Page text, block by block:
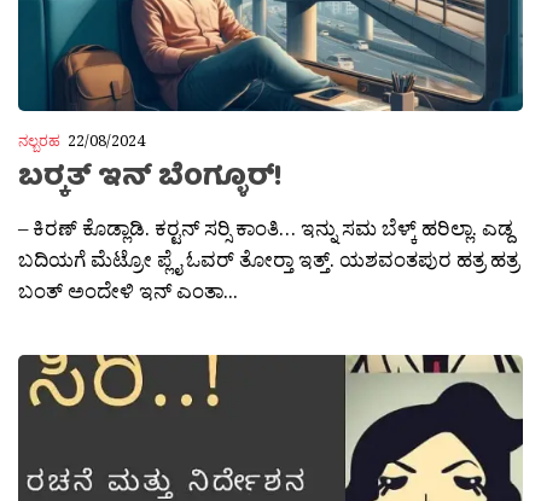
ನಲ್ಬರಹ 22/08/2024
ಬರ‍್ಕತ್ ಇನ್ ಬೆಂಗ್ಳೂರ್!
– ಕಿರಣ್ ಕೊಡ್ಲಾಡಿ. ಕರ‍್ಟನ್ ಸರ‍್ಸಿ ಕಾಂತಿ… ಇನ್ನು ಸಮ ಬೆಳ್ಕ್ ಹರಿಲ್ಲಾ. ಎಡ್ದ
ಬದಿಯಗೆ ಮೆಟ್ರೋ ಪ್ಲೈ ಓವರ್ ತೋರ‍್ತಾ ಇತ್ತ್. ಯಶವಂತಪುರ ಹತ್ರ ಹತ್ರ
ಬಂತ್ ಅಂದೇಳಿ ಇನ್ ಎಂತಾ...